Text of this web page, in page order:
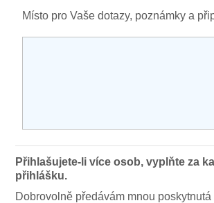
Místo pro Vaše dotazy, poznámky a
Přihlašujete-li více osob, vyplňte za
přihlášku.
Dobrovolně předávám mnou poskytnutá